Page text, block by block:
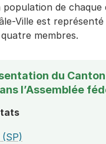
population de chaque
Ville est représenté
membres.
du
l’Assemblée